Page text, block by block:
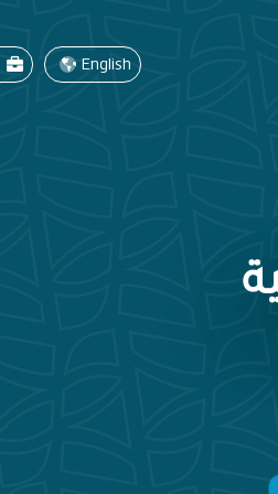
English